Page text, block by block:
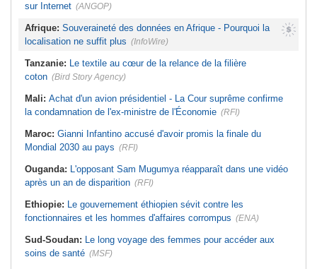
sur Internet (ANGOP)
Afrique: Souveraineté des données en Afrique - Pourquoi la
localisation ne suffit plus (InfoWire)
Tanzanie: Le textile au cœur de la relance de la filière
coton (Bird Story Agency)
Mali: Achat d'un avion présidentiel - La Cour suprême confirme
la condamnation de l'ex-ministre de l'Économie (RFI)
Maroc: Gianni Infantino accusé d'avoir promis la finale du
Mondial 2030 au pays (RFI)
Ouganda: L'opposant Sam Mugumya réapparaît dans une vidéo
après un an de disparition (RFI)
Ethiopie: Le gouvernement éthiopien sévit contre les
fonctionnaires et les hommes d'affaires corrompus (ENA)
Sud-Soudan: Le long voyage des femmes pour accéder aux
soins de santé (MSF)